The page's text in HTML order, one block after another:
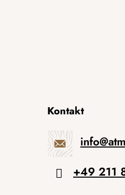
Kontakt
info@
+49 211